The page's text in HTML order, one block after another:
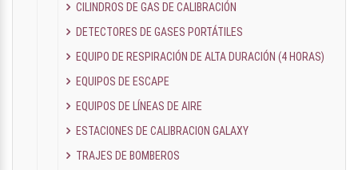
CILINDROS DE GAS DE CALIBRACIÓN
DETECTORES DE GASES PORTÁTILES
EQUIPO DE RESPIRACIÓN DE ALTA DURACIÓN (4 HORAS)
EQUIPOS DE ESCAPE
EQUIPOS DE LÍNEAS DE AIRE
ESTACIONES DE CALIBRACION GALAXY
TRAJES DE BOMBEROS